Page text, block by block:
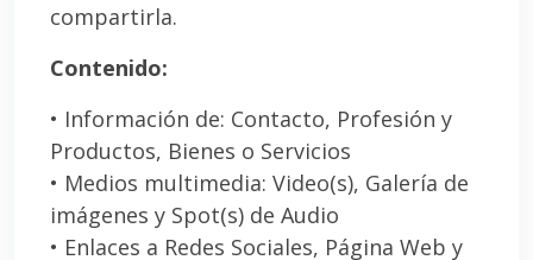
compartirla.
Contenido:
• Información de: Contacto, Profesión y
Productos, Bienes o Servicios
• Medios multimedia: Video(s), Galería de
imágenes y Spot(s) de Audio
• Enlaces a Redes Sociales, Página Web y